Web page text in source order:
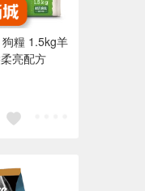
狗糧 1.5kg羊
亮配方